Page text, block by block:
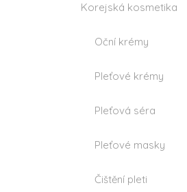
Korejská kosmetika
Oční krémy
Pleťové krémy
Pleťová séra
Pleťové masky
Čištění pleti